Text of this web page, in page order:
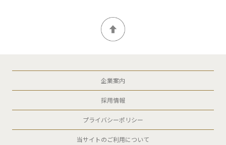
企業案内
採用情報
プライバシーポリシー
当サイトのご利用について